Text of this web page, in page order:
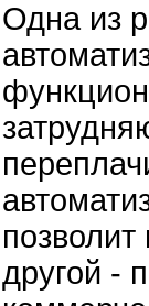
Одна из
другой -